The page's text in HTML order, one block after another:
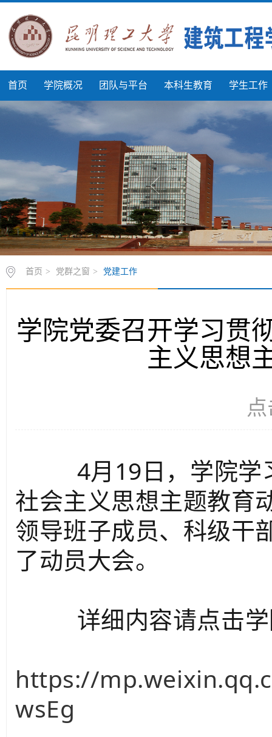
首页 学院概况 团队与平台 本科生教育 学生工作
首页 > 党群之窗 > 党建工作
学院党委召开学习贯
主义思想
4月19日，学院学
社会主义思想主题教育
领导班子成员、科级干
了动员大会。
详细内容请点击学
https://
wsEg